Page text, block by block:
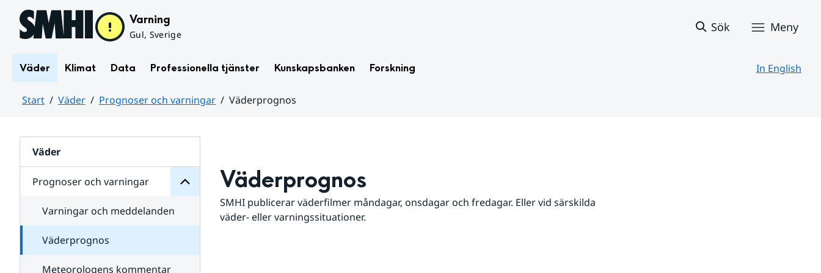
Hoppa till sidans innehåll Varning
Gul, Sverige
Sök Meny
Väder Klimat Data Professionella tjänster Kunskapsbanken Forskning In English
Start Väder Prognoser och varningar
Väderprognos
Väder
Prognoser och varningar
för
varningar
Varningar och meddelanden
Väderprognos
Meteorologens kommentar
Väderprognos
SMHI publicerar väderfilmer måndagar, onsdagar och fredagar. Eller vid särskilda
väder- eller varningssituationer.